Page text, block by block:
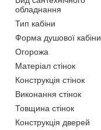
обладнання
Тип кабіни
Форма душової кабіни
Огорожа
Матеріал стінок
Конструкція стінок
Виконання стінок
Товщина стінок
Конструкція дверей